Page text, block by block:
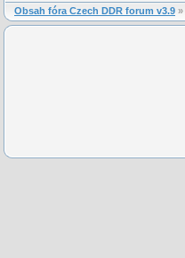
Obsah fóra Czech DDR forum v3.9 »